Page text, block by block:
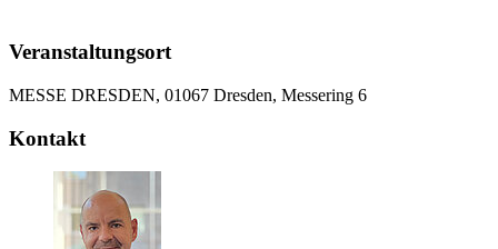
Veranstaltungsort
MESSE DRESDEN, 01067 Dresden, Messering 6
Kontakt